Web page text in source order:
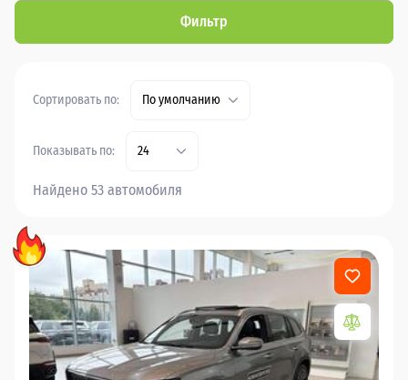
Фильтр
Сортировать по: По умолчанию
Показывать по: 24
Найдено 53 автомобиля